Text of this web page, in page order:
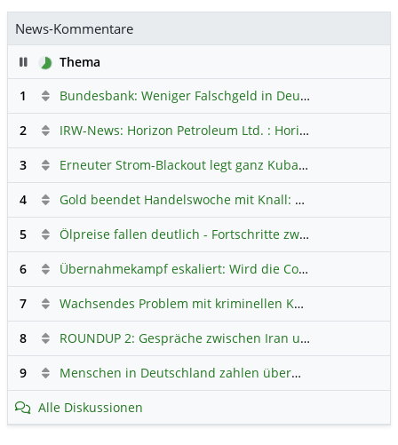
News-Kommentare
PauseThema
1
Bundesbank: Weniger Falschgeld in Deutschland
2 IRW-News: Horizon Petroleum Ltd. : Horizon Petroleum beginnt mit der Testförderung im Projekt Lachowice in Polen und schließt die Platzierung einer überzeichneten Wandelanleihe ab
3 Erneuter Strom-Blackout legt ganz Kuba lahm
4 Gold beendet Handelswoche mit Knall: Barrick Mining – Ist diese Aktie wieder ein Kauf?
5 Ölpreise fallen deutlich - Fortschritte zwischen USA und Iran belasten
6 Übernahmekampf eskaliert: Wird die Commerzbank italienisch?
7 Wachsendes Problem mit kriminellen Kunden im Online-Handel
8 ROUNDUP 2: Gespräche zwischen Iran und USA starten - Vance optimistisch
9 Menschen in Deutschland zahlen überwiegend ohne Bargeld
Alle Diskussionen